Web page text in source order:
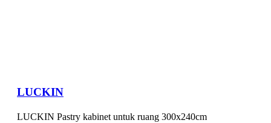
LUCKIN
LUCKIN Pastry kabinet untuk ruang 300x240cm